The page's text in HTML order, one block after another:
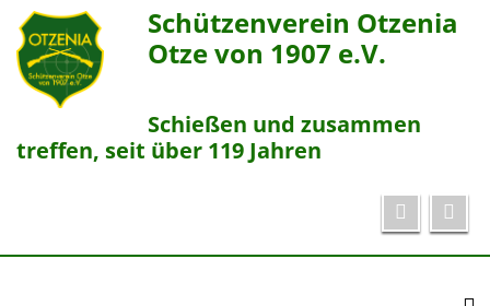
Schützenverein Otzenia
Otze von 1907 e.V.
Schießen und zusammen
treffen, seit über 119 Jahren